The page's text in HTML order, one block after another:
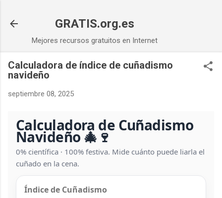
GRATIS.org.es
Mejores recursos gratuitos en Internet
Calculadora de índice de cuñadismo
navideño
septiembre 08, 2025
Calculadora de Cuñadismo
Navideño🎄🍷
0% científica · 100% festiva. Mide cuánto puede liarla el
cuñado en la cena.
Índice de Cuñadismo